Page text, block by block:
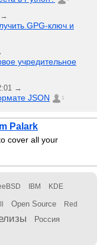
→
GPG-ключ и
учредительное
→
JSON 1
Palark
cover all your
IBM KDE
Open Source Red
Россия